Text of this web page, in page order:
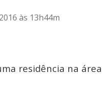
às 13h44m
residência na área